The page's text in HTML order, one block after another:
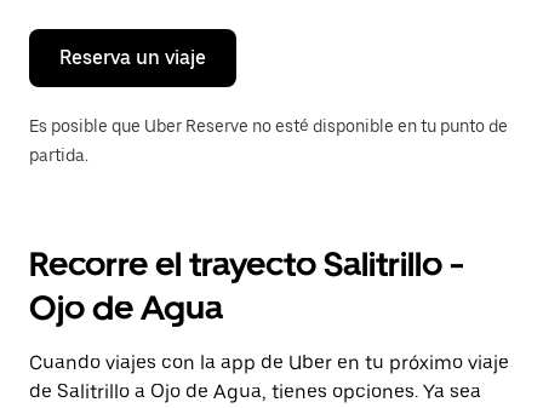
el
calendario.
Reserva un viaje
Es posible que Uber Reserve no esté disponible en tu punto de
partida.
Recorre el trayecto Salitrillo -
Ojo de Agua
Cuando viajes con la app de Uber en tu próximo viaje
de Salitrillo a Ojo de Agua, tienes opciones. Ya sea